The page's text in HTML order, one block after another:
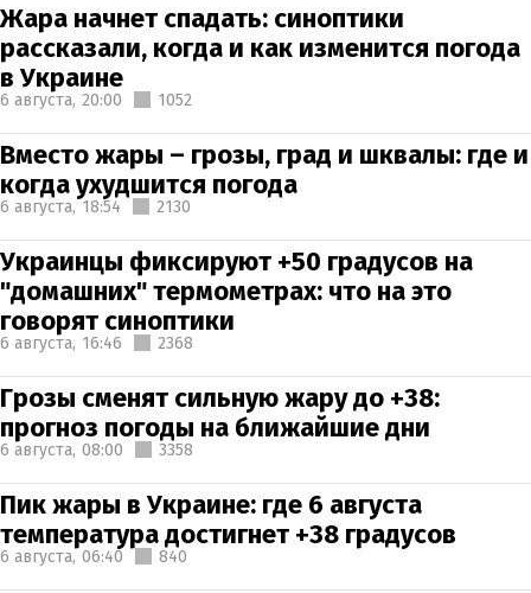
Жара начнет спадать: синоптики
рассказали, когда и как изменится погода
в Украине
6 августа, 20:00 1052
Вместо жары – грозы, град и шквалы: где и
когда ухудшится погода
6 августа, 18:54 2130
Украинцы фиксируют +50 градусов на
"домашних" термометрах: что на это
говорят синоптики
6 августа, 16:46 2368
Грозы сменят сильную жару до +38:
прогноз погоды на ближайшие дни
6 августа, 08:00 3358
Пик жары в Украине: где 6 августа
температура достигнет +38 градусов
6 августа, 06:40 840